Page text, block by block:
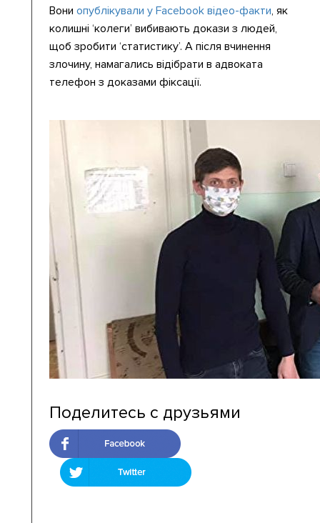
Вониопублікували у Facebook відео-факти, як
колишні ‘колеги’ вибивають докази з людей,
щоб зробити ‘статистику’. А після вчинення
злочину, намагались відібрати в адвоката
телефон з доказами фіксації.
Поделитесь с друзьями